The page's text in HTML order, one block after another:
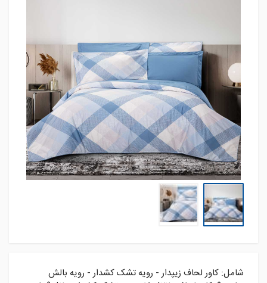
شامل: کاور لحاف زیپدار - رویه تشک کشدار - رویه بالش